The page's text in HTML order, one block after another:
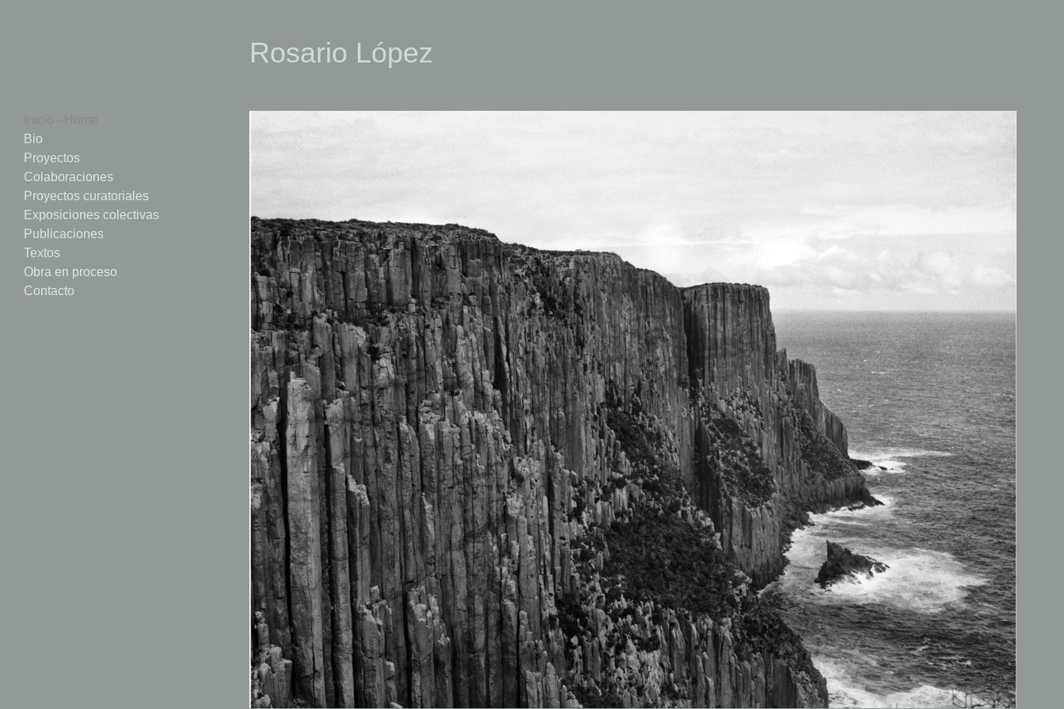
Rosario López
Bio
Proyectos
Colaboraciones
Proyectos curatoriales
Exposiciones colectivas
Publicaciones
Textos
Obra en proceso
Contacto